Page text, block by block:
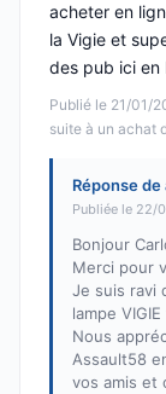
Publié le 21/01/
suite à un achat
acheter en
la Vigie et
des pub ici en
Réponse
Publiée le 22/
Bonjour
Merci pour
Je suis ravi
lampe
Nous
Assault58
vos amis et